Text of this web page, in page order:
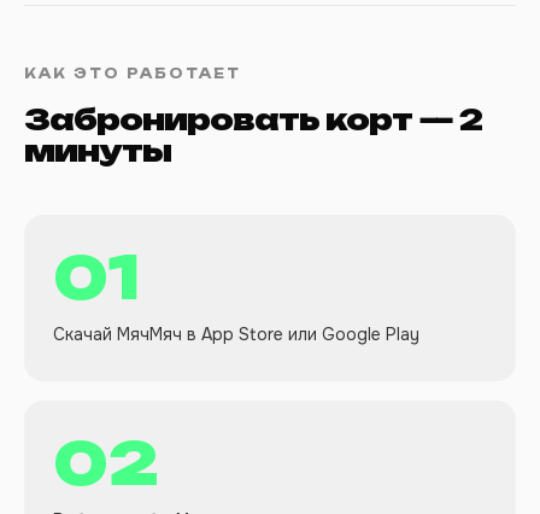
КАК ЭТО РАБОТАЕТ
Забронировать корт — 2
минуты
01
Скачай МячМяч в App Store или Google Play
02